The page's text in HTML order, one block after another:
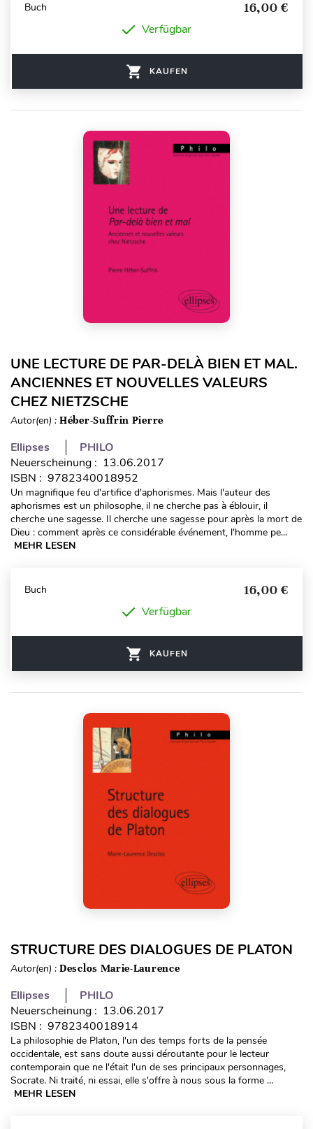
Buch 16,00 €
Verfügbar
KAUFEN
UNE LECTURE DE PAR-DELÀ BIEN ET MAL.
ANCIENNES ET NOUVELLES VALEURS
CHEZ NIETZSCHE
Autor(en) : Héber-Suffrin Pierre
Ellipses
PHILO
Neuerscheinung : 13.06.2017
ISBN : 9782340018952
Un magnifique feu d'artifice d'aphorismes. Mais l'auteur des
aphorismes est un philosophe, il ne cherche pas à éblouir, il
cherche une sagesse. Il cherche une sagesse pour après la mort de
Dieu : comment après ce considérable événement, l'homme pe...
MEHR LESEN
Buch 16,00 €
Verfügbar
KAUFEN
STRUCTURE DES DIALOGUES DE PLATON
Autor(en) : Desclos Marie-Laurence
Ellipses
PHILO
Neuerscheinung : 13.06.2017
ISBN : 9782340018914
La philosophie de Platon, l'un des temps forts de la pensée
occidentale, est sans doute aussi déroutante pour le lecteur
contemporain que ne l'était l'un de ses principaux personnages,
Socrate. Ni traité, ni essai, elle s'offre à nous sous la forme ...
MEHR LESEN